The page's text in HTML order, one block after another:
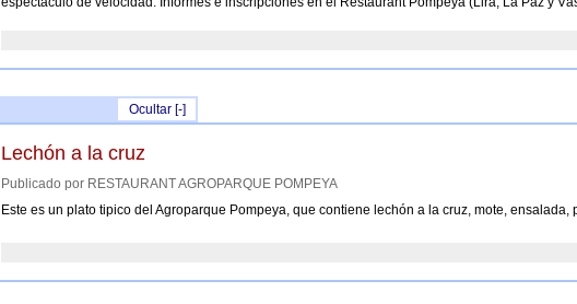
Ocultar [-]
Lechón a la cruz
Publicado por RESTAURANT AGROPARQUE POMPEYA
Este es un plato tipico del Agroparque Pompeya, que contiene lechón a la cruz, mote,